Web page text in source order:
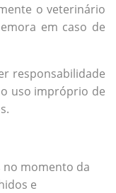
o veterinário
em caso de
responsabilidade
uso impróprio de
no momento da
e